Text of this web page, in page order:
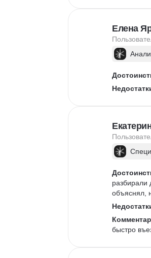
Google SlidesЕлена
разбирали
объяснял,
быстро